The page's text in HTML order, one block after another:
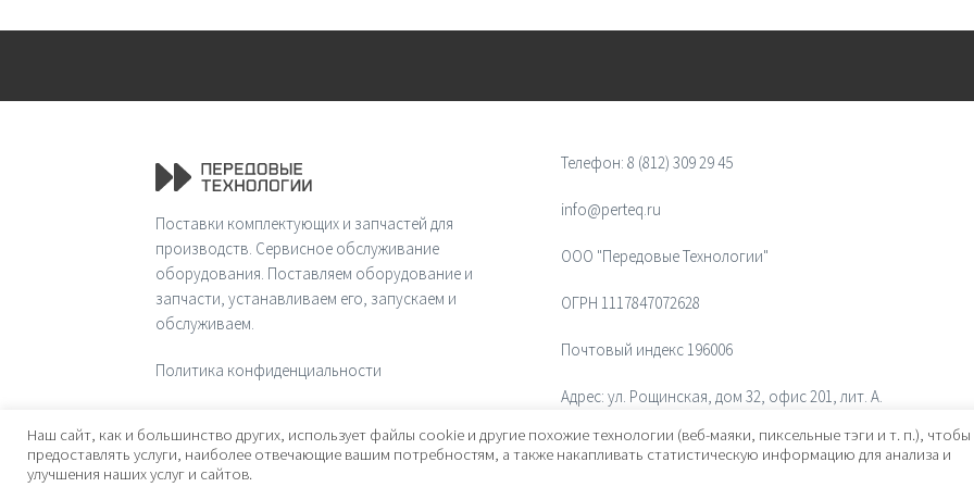
Поставки комплектующих и запчастей для
производств. Сервисное обслуживание
оборудования. Поставляем оборудование и
запчасти, устанавливаем его, запускаем и
обслуживаем.
Политика конфиденциальности
Телефон: 8 (812) 309 29 45
info@perteq.ru
ООО "Передовые Технологии"
ОГРН 1117847072628
Почтовый индекс 196006
Адрес: ул. Рощинская, дом 32, офис 201, лит. А.
Наш сайт, как и большинство других, использует файлы cookie и другие похожие технологии (веб-маяки, пиксельные тэги и т. п.), чтобы
предоставлять услуги, наиболее отвечающие вашим потребностям, а также накапливать статистическую информацию для анализа и
улучшения наших услуг и сайтов.